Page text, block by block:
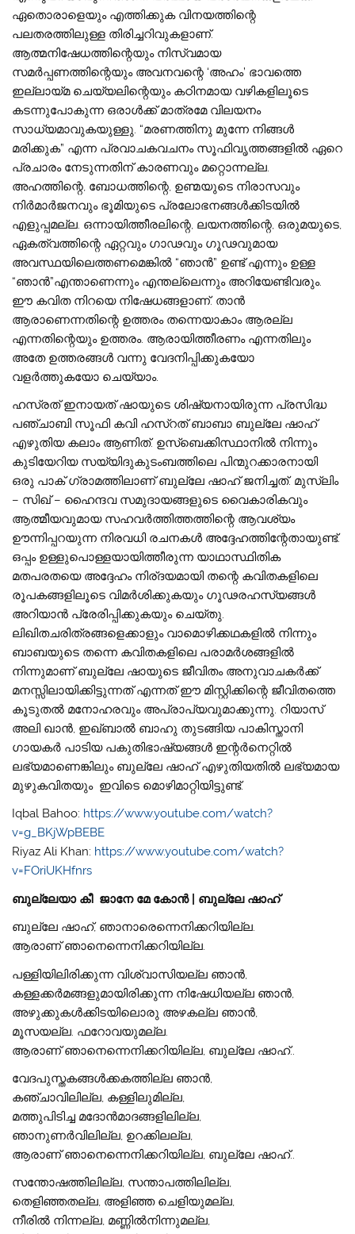
ഏതൊരാളെയും എത്തിക്കുക വിനയത്തിന്റെ
പലതരത്തിലുള്ള തിരിച്ചറിവുകളാണ്.
ആത്മനിഷേധത്തിന്റെയും നിസ്വമായ
സമർപ്പണത്തിന്റെയും അവനവന്റെ ‘അഹം’ ഭാവത്തെ
ഇല്ലായ്മ ചെയ്യലിന്റെയും കഠിനമായ വഴികളിലൂടെ
കടന്നുപോകുന്ന ഒരാൾക്ക് മാത്രമേ വിലയനം
സാധ്യമാവുകയുള്ളു. “മരണത്തിനു മുന്നേ നിങ്ങൾ
മരിക്കുക” എന്ന പ്രവാചകവചനം സൂഫിവൃത്തങ്ങളിൽ ഏറെ
പ്രചാരം നേടുന്നതിന് കാരണവും മറ്റൊന്നല്ല.
അഹത്തിന്റെ, ബോധത്തിന്റെ, ഉണ്മയുടെ നിരാസവും
നിർമാർജനവും ഭൂമിയുടെ പ്രലോഭനങ്ങൾക്കിടയിൽ
എളുപ്പമല്ല. ഒന്നായിത്തീരലിന്റെ, ലയനത്തിന്റെ, ഒരുമയുടെ,
ഏകത്വത്തിന്റെ ഏറ്റവും ഗാഢവും ഗൂഢവുമായ
അവസ്ഥയിലെത്തണമെങ്കിൽ “ഞാൻ” ഉണ്ട് എന്നും ഉള്ള
“ഞാൻ”എന്താണെന്നും എന്തല്ലെന്നും അറിയേണ്ടിവരും.
ഈ കവിത നിറയെ നിഷേധങ്ങളാണ്. താൻ
ആരാണെന്നതിന്റെ ഉത്തരം തന്നെയാകാം ആരല്ല
എന്നതിന്റെയും ഉത്തരം. ആരായിത്തീരണം എന്നതിലും
അതേ ഉത്തരങ്ങൾ വന്നു വേദനിപ്പിക്കുകയോ
വളർത്തുകയോ ചെയ്യാം.
​ഹസ്രത് ഇനായത് ഷായുടെ ശിഷ്യനായിരുന്ന പ്രസിദ്ധ
പഞ്ചാബി സൂഫി കവി ഹസ്‌റത് ബാബാ ബുല്ലേ ഷാഹ്
എഴുതിയ കലാം ആണിത്. ഉസ്‌ബെക്കിസ്ഥാനിൽ നിന്നും
കുടിയേറിയ സയ്യിദുകുടംബത്തിലെ പിന്മുറക്കാരനായി
ഒരു പാക് ഗ്രാമത്തിലാണ് ബുല്ലേ ഷാഹ് ജനിച്ചത്. മുസ്‌ലിം
– സിഖ് – ഹൈന്ദവ സമുദായങ്ങളുടെ വൈകാരികവും
ആത്മീയവുമായ സഹവർത്തിത്തത്തിന്റെ ആവശ്യം
ഊന്നിപ്പറയുന്ന നിരവധി രചനകൾ അദ്ദേഹത്തിന്റേതായുണ്ട്.
ഒപ്പം ഉള്ളുപൊള്ളയായിത്തീരുന്ന യാഥാസ്ഥിതിക
മതപരതയെ അദ്ദേഹം നിര്ദയമായി തന്റെ കവിതകളിലെ
രൂപകങ്ങളിലൂടെ വിമർശിക്കുകയും ഗൂഢരഹസ്യങ്ങൾ
അറിയാൻ പ്രേരിപ്പിക്കുകയും ചെയ്‌തു.
ലിഖിതചരിത്രങ്ങളെക്കാളും വാമൊഴിക്കഥകളിൽ നിന്നും
ബാബയുടെ തന്നെ കവിതകളിലെ പരാമർശങ്ങളിൽ
നിന്നുമാണ് ബുല്ലേ ഷായുടെ ജീവിതം അനുവാചകർക്ക്
മനസ്സിലായിക്കിട്ടുന്നത് എന്നത് ഈ മിസ്റ്റിക്കിന്റെ ജീവിതത്തെ
കൂടുതൽ മനോഹരവും അപ്രാപ്യവുമാക്കുന്നു. റിയാസ്
അലി ഖാൻ, ഇഖ്ബാൽ ബാഹു തുടങ്ങിയ പാകിസ്താനി
ഗായകർ പാടിയ പകുതിഭാഷ്യങ്ങൾ ഇന്റർനെറ്റിൽ
ലഭ്യമാണെങ്കിലും ബുല്ലേ ഷാഹ് എഴുതിയതിൽ ലഭ്യമായ
മുഴുകവിതയും ഇവിടെ മൊഴിമാറ്റിയിട്ടുണ്ട്.
Iqbal Bahoo: https://www.youtube.com/watch?
v=g_BKjWpBEBE
Riyaz Ali Khan: https://www.youtube.com/watch?
v=FOriUKHfnrs
ബുല്ലേയാ കീ ജാനേ മേ കോൻ | ബുല്ലേ ഷാഹ്
​ബുല്ലേ ഷാഹ്, ഞാനാരെന്നെനിക്കറിയില്ല.
ആരാണ് ഞാനെന്നെനിക്കറിയില്ല.
​പള്ളിയിലിരിക്കുന്ന വിശ്വാസിയല്ല ഞാൻ,
കള്ളക്കർമങ്ങളുമായിരിക്കുന്ന നിഷേധിയല്ല ഞാൻ,
അഴുക്കുകൾക്കിടയിലൊരു അഴകല്ല ഞാൻ,
മൂസയല്ല. ഫറോവയുമല്ല.
ആരാണ് ഞാനെന്നെനിക്കറിയില്ല, ബുല്ലേ ഷാഹ്..
​വേദപുസ്തകങ്ങൾക്കകത്തില്ല ഞാൻ,
കഞ്ചാവിലില്ല, കള്ളിലുമില്ല,
മത്തുപിടിച്ച മദോൻമാദങ്ങളിലില്ല,
ഞാനുണർവിലില്ല, ഉറക്കിലല്ല,
ആരാണ് ഞാനെന്നെനിക്കറിയില്ല, ബുല്ലേ ഷാഹ്..
സന്തോഷത്തിലില്ല, സന്താപത്തിലില്ല,
തെളിഞ്ഞതല്ല, അളിഞ്ഞ ചെളിയുമല്ല,
നീരിൽ നിന്നല്ല, മണ്ണിൽനിന്നുമല്ല,